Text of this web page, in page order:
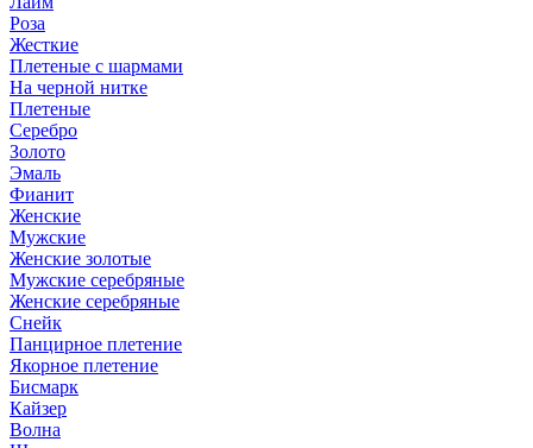
Роза
Жесткие
Плетеные с шармами
На черной нитке
Плетеные
Серебро
Золото
Эмаль
Фианит
Женские
Мужские
Женские золотые
Мужские серебряные
Женские серебряные
Снейк
Панцирное плетение
Якорное плетение
Бисмарк
Кайзер
Волна